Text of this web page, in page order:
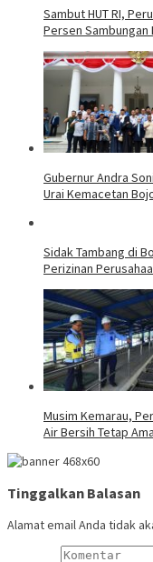
Sambut HUT RI,
Persen Sambungan
Gubernur Andra
Urai Kemacetan
Sidak Tambang di
Perizinan
Musim Kemarau,
Air Bersih Tetap
Tinggalkan Balasan
Alamat email Anda tidak